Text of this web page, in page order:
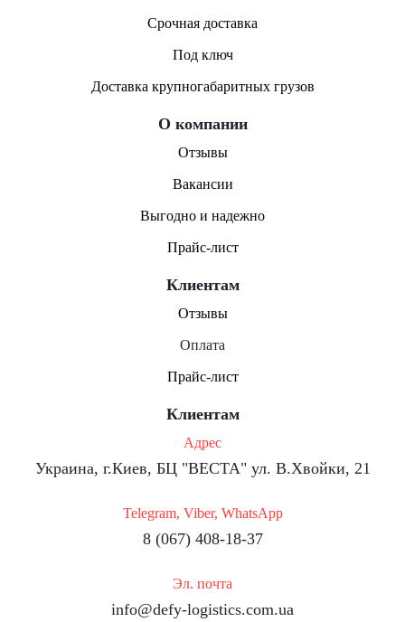
Срочная доставка
Под ключ
Доставка крупногабаритных грузов
О компании
Отзывы
Вакансии
Выгодно и надежно
Прайс-лист
Клиентам
Отзывы
Оплата
Прайс-лист
Клиентам
Адрес
Украина, г.Киев, БЦ "ВЕСТА" ул. В.Хвойки, 21
Telegram, Viber, WhatsApp
8 (067) 408-18-37
Эл. почта
info@defy-logistics.com.ua